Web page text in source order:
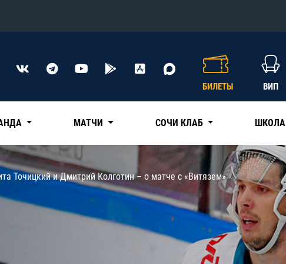
Конференция «Восток»
Нефтехимик
Трактор
Дивизион Чернышева
КХЛ
БИЛЕТЫ ВИП
МАТЧИ СОЧИ КЛАБ ШКОЛА
Точицкий и Дмитрий Колготин – о матче с «Витязем»